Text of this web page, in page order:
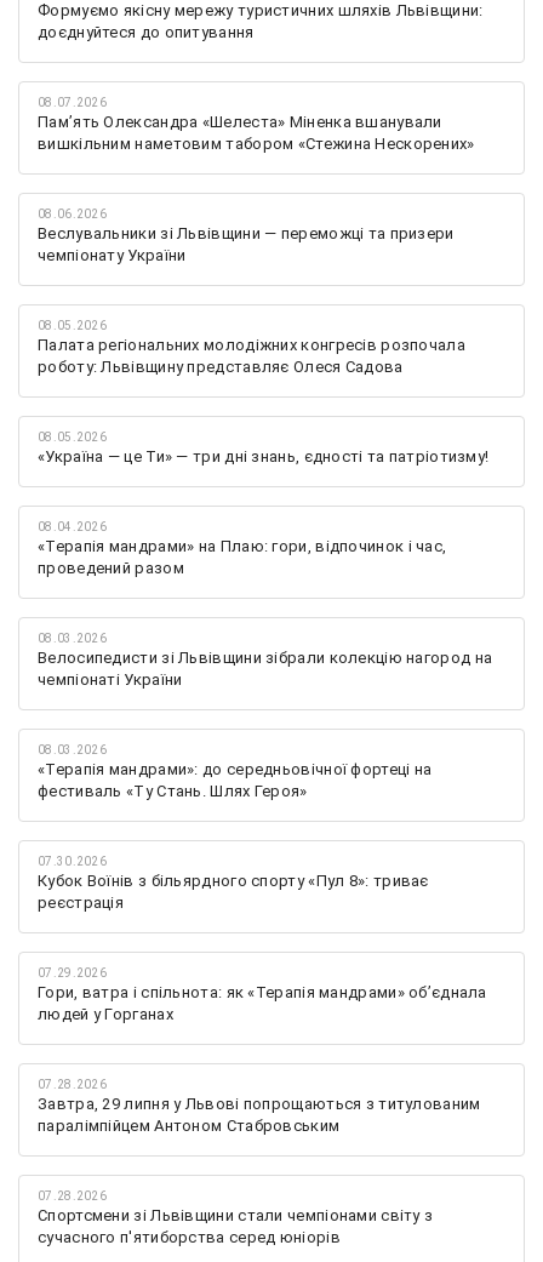
Формуємо якісну мережу туристичних шляхів Львівщини:
доєднуйтеся до опитування
08.07.2026
Памʼять Олександра «Шелеста» Міненка вшанували
вишкільним наметовим табором «Стежина Нескорених»
08.06.2026
Веслувальники зі Львівщини — переможці та призери
чемпіонату України
08.05.2026
Палата регіональних молодіжних конгресів розпочала
роботу: Львівщину представляє Олеся Садова
08.05.2026
«Україна — це Ти» — три дні знань, єдності та патріотизму!
08.04.2026
«Терапія мандрами» на Плаю: гори, відпочинок і час,
проведений разом
08.03.2026
Велосипедисти зі Львівщини зібрали колекцію нагород на
чемпіонаті України
08.03.2026
«Терапія мандрами»: до середньовічної фортеці на
фестиваль «Ту Стань. Шлях Героя»
07.30.2026
Кубок Воїнів з більярдного спорту «Пул 8»: триває
реєстрація
07.29.2026
Гори, ватра і спільнота: як «Терапія мандрами» об’єднала
людей у Горганах
07.28.2026
Завтра, 29 липня у Львові попрощаються з титулованим
паралімпійцем Антоном Стабровським
07.28.2026
Спортсмени зі Львівщини стали чемпіонами світу з
сучасного п'ятиборства серед юніорів